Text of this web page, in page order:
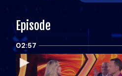
Episode
02:57